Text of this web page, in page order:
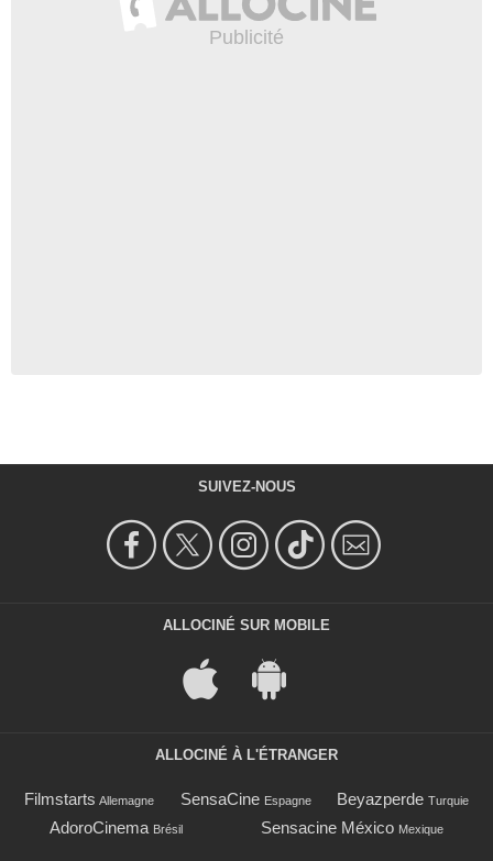
SUIVEZ-NOUS
ALLOCINÉ SUR MOBILE
ALLOCINÉ À L'ÉTRANGER
Filmstarts Allemagne SensaCine Espagne Beyazperde Turquie
AdoroCinema Brésil Sensacine México Mexique